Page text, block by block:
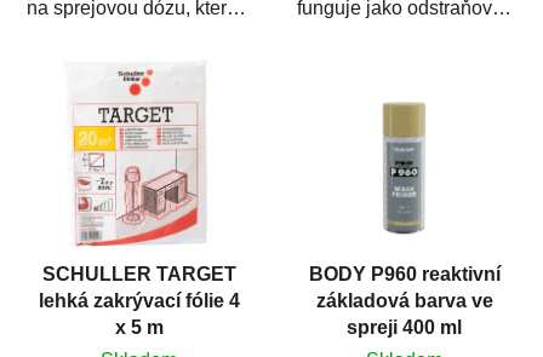
na sprejovou dózu, který ji
funguje jako odstraňovač
SCHULLER TARGET
lehká zakrývací fólie 4
x 5 m
BODY P960 reaktivní
základová barva ve
spreji 400 ml